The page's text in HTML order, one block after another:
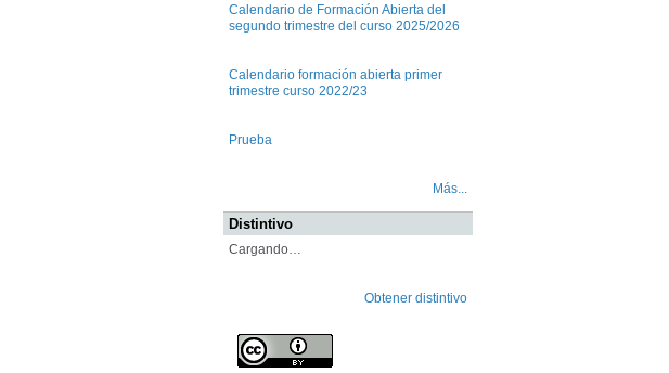
Calendario de Formación Abierta del
segundo trimestre del curso 2025/2026
Calendario formación abierta primer
trimestre curso 2022/23
Prueba
Más...
Distintivo
Cargando…
Obtener distintivo